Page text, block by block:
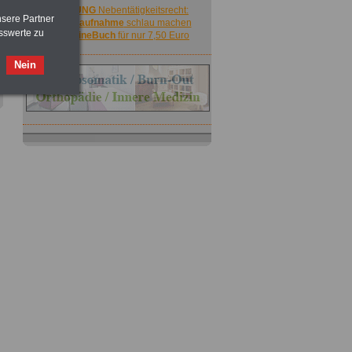
ACHTUNG Nebentätigkeitsrecht:
vor Jobaufnahmeschlau machen
OnlineBuch für nur 7,50 Euro
Partner
zu
Nein